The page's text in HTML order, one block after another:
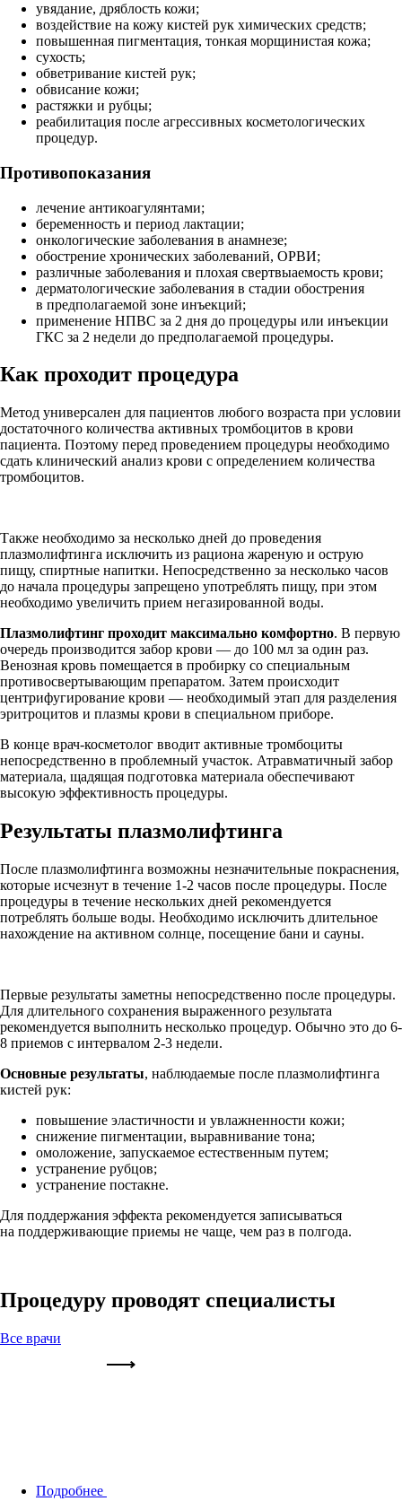
увядание, дряблость кожи;
воздействие на кожу кистей рук химических средств;
повышенная пигментация, тонкая морщинистая кожа;
сухость;
обветривание кистей рук;
обвисание кожи;
растяжки и рубцы;
реабилитация после агрессивных косметологических
процедур.
Противопоказания
лечение антикоагулянтами;
беременность и период лактации;
онкологические заболевания в анамнезе;
обострение хронических заболеваний, ОРВИ;
различные заболевания и плохая свертвыаемость крови;
дерматологические заболевания в стадии обострения
в предполагаемой зоне инъекций;
применение НПВС за 2 дня до процедуры или инъекции
ГКС за 2 недели до предполагаемой процедуры.
Как проходит процедура
Метод универсален для пациентов любого возраста при условии
достаточного количества активных тромбоцитов в крови
пациента. Поэтому перед проведением процедуры необходимо
сдать клинический анализ крови с определением количества
тромбоцитов.
Также необходимо за несколько дней до проведения
плазмолифтинга исключить из рациона жареную и острую
пищу, спиртные напитки. Непосредственно за несколько часов
до начала процедуры запрещено употреблять пищу, при этом
необходимо увеличить прием негазированной воды.
Плазмолифтинг проходит максимально комфортно. В первую
очередь производится забор крови — до 100 мл за один раз.
Венозная кровь помещается в пробирку со специальным
противосвертывающим препаратом. Затем происходит
центрифугирование крови — необходимый этап для разделения
эритроцитов и плазмы крови в специальном приборе.
В конце врач-косметолог вводит активные тромбоциты
непосредственно в проблемный участок. Атравматичный забор
материала, щадящая подготовка материала обеспечивают
высокую эффективность процедуры.
Результаты плазмолифтинга
После плазмолифтинга возможны незначительные покраснения,
которые исчезнут в течение 1-2 часов после процедуры. После
процедуры в течение нескольких дней рекомендуется
потреблять больше воды. Необходимо исключить длительное
нахождение на активном солнце, посещение бани и сауны.
Первые результаты заметны непосредственно после процедуры.
Для длительного сохранения выраженного результата
рекомендуется выполнить несколько процедур. Обычно это до 6-
8 приемов с интервалом 2-3 недели.
Основные результаты, наблюдаемые после плазмолифтинга
кистей рук:
повышение эластичности и увлажненности кожи;
снижение пигментации, выравнивание тона;
омоложение, запускаемое естественным путем;
устранение рубцов;
устранение постакне.
Для поддержания эффекта рекомендуется записываться
на поддерживающие приемы не чаще, чем раз в полгода.
Процедуру проводят специалисты
Все врачи
Подробнее